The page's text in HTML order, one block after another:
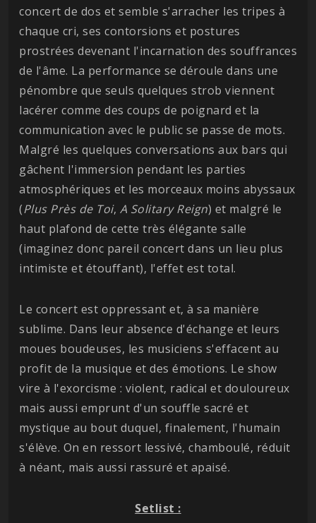
concert de dos et semble s'arracher les tripes à
chaque cri, ses contorsions et postures
prostrées devenant l'incarnation des souffrances
de l'âme. La performance se déroule dans une
pénombre que seuls quelques strob viennent
lacérer comme des coups de poignard et la
communication avec le public se passe de mots.
Malgré les quelques conversations aux bars qui
gâchent l'immersion pendant les parties
atmosphériques et les morceaux moins abyssaux
(Plus Près de Toi, A Solitary Reign) et malgré le
haut plafond de cette très élégante salle
(imaginez donc pareil concert dans un lieu plus
intimiste et étouffant), l'effet est total.
Le concert est oppressant et, à sa manière
sublime. Dans leur absence d'échange et leurs
moues boudeuses, les musiciens s'effacent au
profit de la musique et des émotions. Le show
vire à l'exorcisme : violent, radical et douloureux
mais aussi emprunt d'un souffle sacré et
mystique au bout duquel, finalement, l'humain
s'élève. On en ressort lessivé, chamboulé, réduit
à néant, mais aussi rassuré et apaisé.
Setlist :